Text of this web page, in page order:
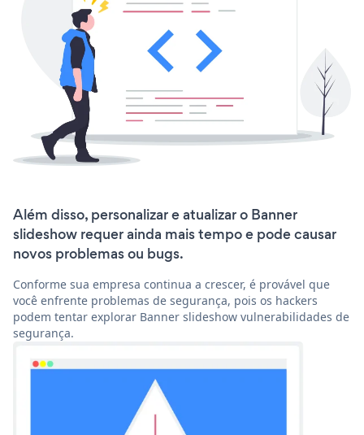
Além disso, personalizar e atualizar o Banner
slideshow requer ainda mais tempo e pode causar
novos problemas ou bugs.
Conforme sua empresa continua a crescer, é provável que
você enfrente problemas de segurança, pois os hackers
podem tentar explorar Banner slideshow vulnerabilidades de
segurança.